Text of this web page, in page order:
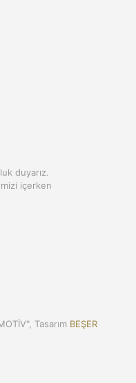
duyarız.
içerken
Tasarım BEŞER